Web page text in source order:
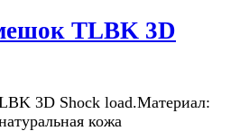
TLBK 3D
3D Shock load.Материал:
кожа